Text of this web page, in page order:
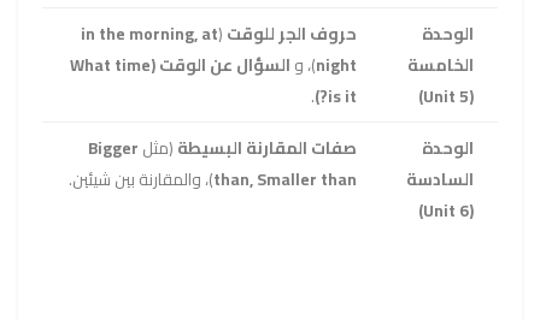
الوحدة
الخامسة
(Unit 5)
حروف الجر للوقت(
in the morning, at
night)، و
السؤال عن الوقت (What time
is it?)
.
الوحدة
السادسة
(Unit 6)
صفات المقارنة البسيطة(مثلBigger
than, Smaller than)، والمقارنة بين شيئين.